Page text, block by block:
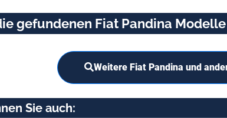
gefundenen Fiat Pandina
Weitere Fiat Pandina und
Sie auch: